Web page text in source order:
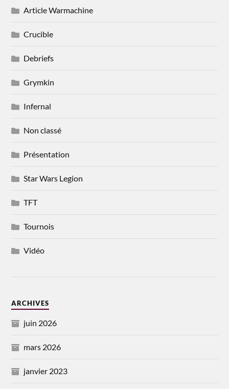
Article Warmachine
Crucible
Debriefs
Grymkin
Infernal
Non classé
Présentation
Star Wars Legion
TFT
Tournois
Vidéo
ARCHIVES
juin 2026
mars 2026
janvier 2023